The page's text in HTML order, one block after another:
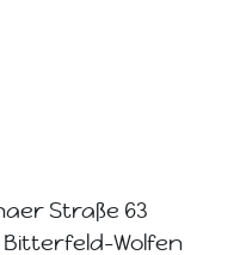
Straße 63
Bitterfeld-Wolfen